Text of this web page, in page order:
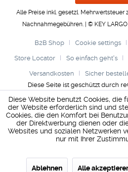
Alle Preise inkl. gesetzl. Mehrwertsteuer
Nachnahmegebühren. | © KEY
B2B Shop Cookie settings
Store Locator So einfach geht's
Versandkosten Sicher
Diese Seite ist geschützt durch
Datenschutzerklärungund
Diese Website benutzt Cookies, die
der Website erforderlich sind und
Cookies, die den Komfort bei
der Direktwerbung dienen oder
Websites und sozialen Netzwerken
nur mit Ihrer
Ablehnen Alle